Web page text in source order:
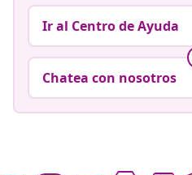
Ir al Centro de Ayuda
Chatea con nosotros